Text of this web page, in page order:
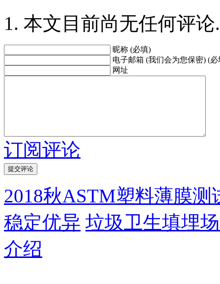
本文目前尚无任何评论.
昵称 (必填)
电子邮箱 (我们会为您保密) (必
网址
订阅评论
2018秋ASTM塑料薄膜
稳定优异 垃圾卫生填埋
介绍